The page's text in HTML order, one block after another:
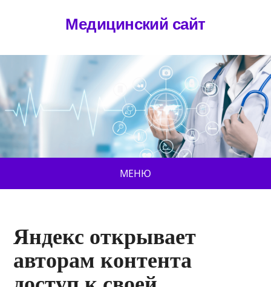
Медицинский сайт
МЕНЮ
Яндекс открывает
авторам контента